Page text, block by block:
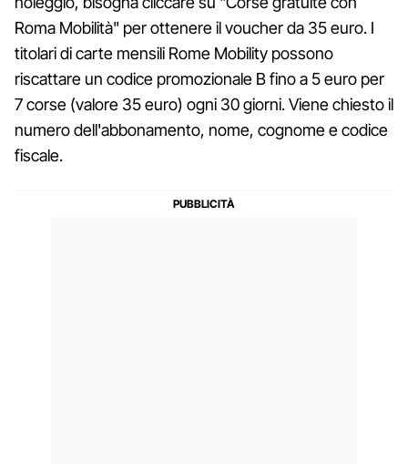
Roma Mobilità" per ottenere il voucher da 35 euro. I
titolari di carte mensili Rome Mobility possono
riscattare un codice promozionale B fino a 5 euro per
7 corse (valore 35 euro) ogni 30 giorni. Viene chiesto il
numero dell'abbonamento, nome, cognome e codice
fiscale.